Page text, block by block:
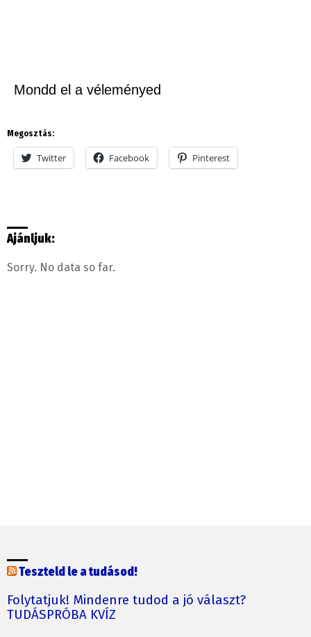
Mondd el a véleményed
Megosztás:
Twitter Facebook Pinterest
Ajánljuk:
Sorry. No data so far.
Teszteld le a tudásod!
Folytatjuk! Mindenre tudod a jó választ?
TUDÁSPRÓBA KVÍZ